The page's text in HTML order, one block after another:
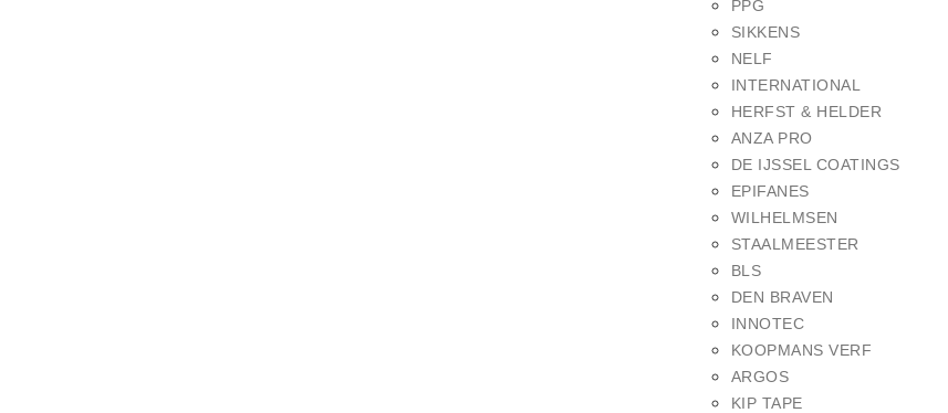
PPG
SIKKENS
NELF
INTERNATIONAL
HERFST & HELDER
ANZA PRO
DE IJSSEL COATINGS
EPIFANES
WILHELMSEN
STAALMEESTER
BLS
DEN BRAVEN
INNOTEC
KOOPMANS VERF
ARGOS
KIP TAPE